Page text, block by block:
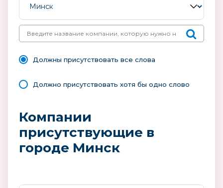
Должны присутствовать все слова
Должно присутствовать хотя бы одно слово
Компании
присутствующие в
городе Минск